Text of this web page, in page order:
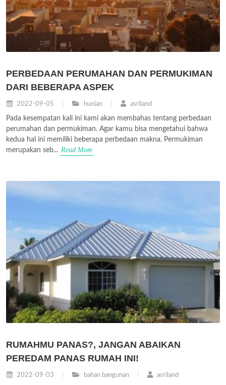
PERBEDAAN PERUMAHAN DAN PERMUKIMAN
DARI BEBERAPA ASPEK
2022-09-05 hunian asriland
Pada kesempatan kali ini kami akan membahas tentang perbedaan
perumahan dan permukiman. Agar kamu bisa mengetahui bahwa
kedua hal ini memiliki beberapa perbedaan makna. Permukiman
merupakan seb... Read More
RUMAHMU PANAS?, JANGAN ABAIKAN
PEREDAM PANAS RUMAH INI!
2022-09-03 bahan bangunan asriland